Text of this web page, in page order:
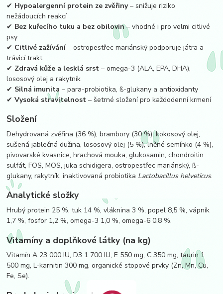
✔ Hypoalergenní protein ze zvěřiny– snižuje riziko
nežádoucích reakcí
✔ Bez kuřecího tuku a bez obilovin– vhodné i pro velmi citlivé
psy
✔ Citlivé zažívání– ostropestřec mariánský podporuje játra a
trávicí trakt
✔ Zdravá kůže a lesklá srst – omega-3 (ALA, EPA, DHA),
lososový olej a rakytník
✔ Silná imunita – para-probiotika, ß-glukany a antioxidanty
✔Vysoká stravitelnost – šetrné složení pro každodenní krmení
Složení
Dehydrovaná zvěřina (36 %), brambory (30 %), kokosový olej,
sušená jablečná dužina, lososový olej (5 %), lněné semínko (4 %),
pivovarské kvasnice, hrachová mouka, glukosamin, chondroitin
sulfát, FOS, MOS, juka schidigera, ostropestřec mariánský, ß-
glukany, rakytník, inaktivovaná probiotika Lactobacillus helveticus.
Analytické složky
Hrubý protein 25 %, tuk 14 %, vláknina 3 %, popel 8,5 %, vápník
1,7 %, fosfor 1,2 %, omega-3 1,0 %, omega-6 0,8 %.
Vitamíny a doplňkové látky (na kg)
Vitamín A 23 000 IU, D3 1 700 IU, E 550 mg, C 350 mg, taurin 1
500 mg, L-karnitin 300 mg, organické stopové prvky (Zn, Mn, Cu,
Fe, Se).